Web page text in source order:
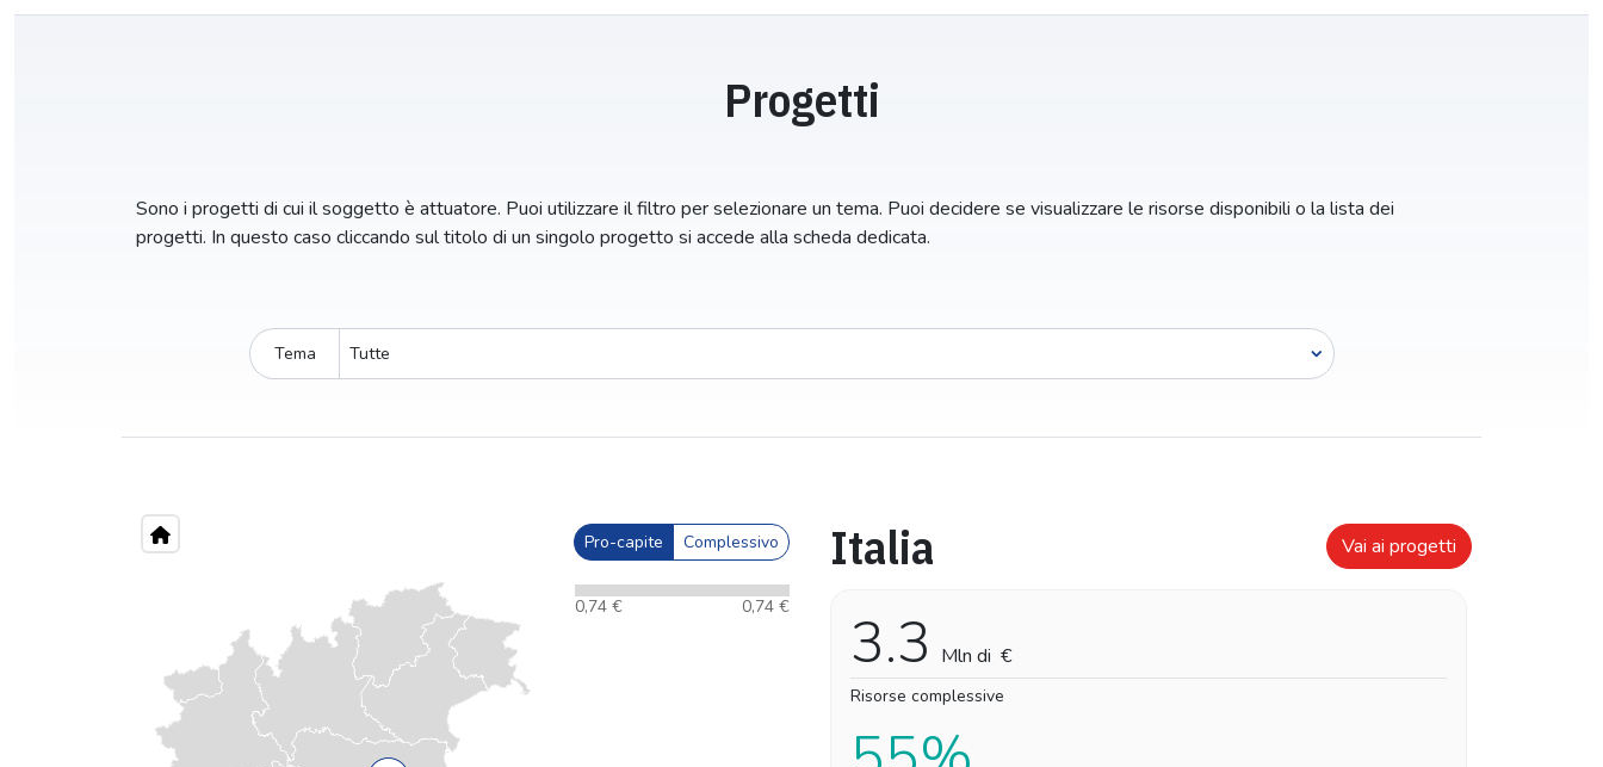
Progetti
Sono i progetti di cui il soggetto è attuatore. Puoi utilizzare il filtro per selezionare un tema. Puoi decidere se visualizzare le risorse disponibili o la lista dei
progetti. In questo caso cliccando sul titolo di un singolo progetto si accede alla scheda dedicata.
Tema
Pro-capite Complessivo
0,74 € 0,74 €
Italia Vai ai progetti
3.3 Mln di €
Risorse complessive